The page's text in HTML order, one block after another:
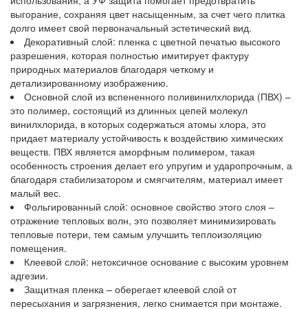
выгорание, сохраняя цвет насыщенным, за счет чего плитка
долго имеет свой первоначальный эстетический вид.
Декоративный слой: пленка с цветной печатью высокого
разрешения, которая полностью имитирует фактуру
природных материалов благодаря четкому и
детализированному изображению.
Основной слой из вспененного поливинилхлорида (ПВХ) –
это полимер, состоящий из длинных цепей молекул
винилхлорида, в которых содержаться атомы хлора, это
придает материалу устойчивость к воздействию химических
веществ. ПВХ является аморфным полимером, такая
особенность строения делает его упругим и ударопрочным, а
благодаря стабилизатором и смягчителям, материал имеет
малый вес.
Фольгированный слой: основное свойство этого слоя –
отражение тепловых волн, это позволяет минимизировать
тепловые потери, тем самым улучшить теплоизоляцию
помещения.
Клеевой слой: нетоксичное основание с высоким уровнем
адгезии.
Защитная пленка – оберегает клеевой слой от
пересыхания и загрязнения, легко снимается при монтаже.